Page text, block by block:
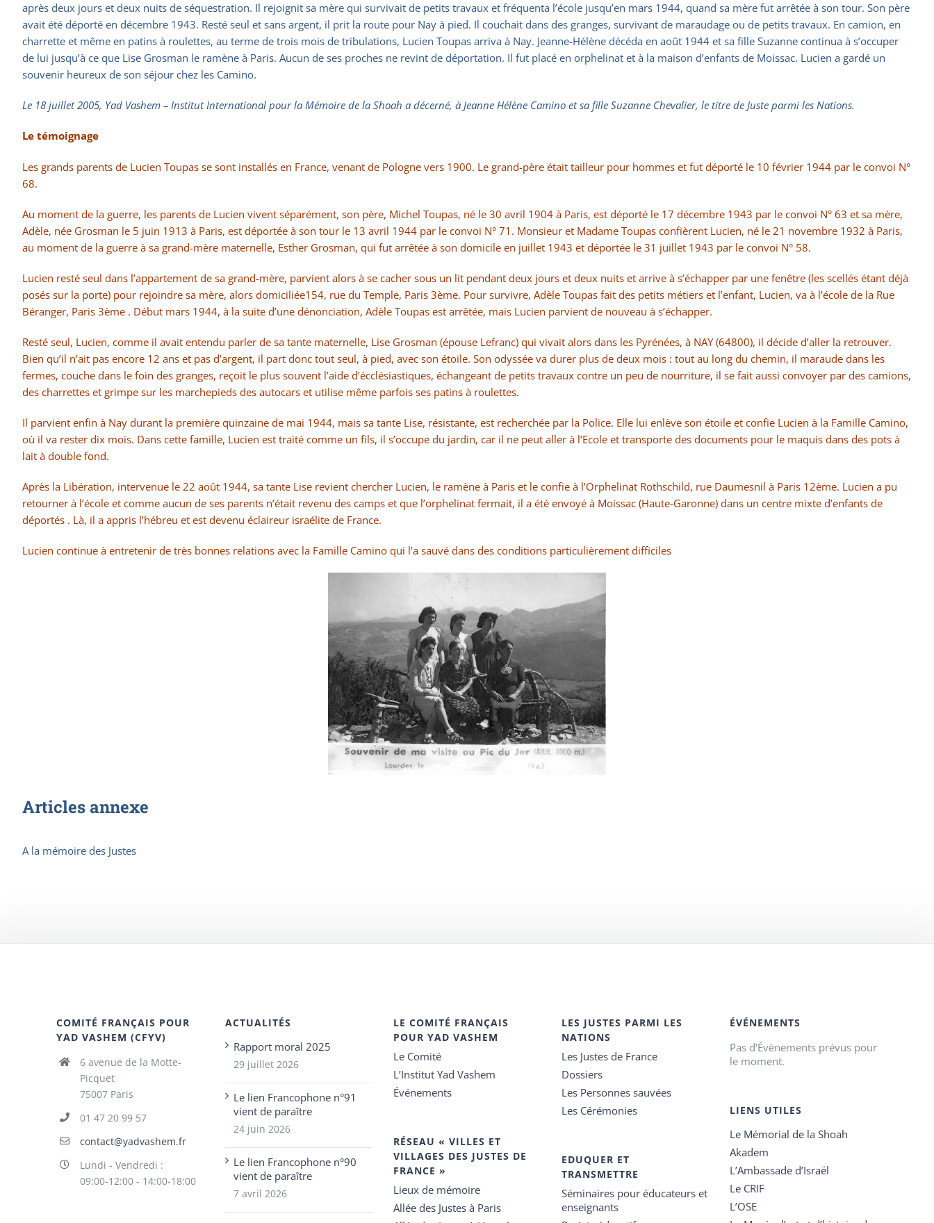
après deux jours et deux nuits de séquestration. Il rejoignit sa mère qui survivait de petits travaux et fréquenta l’école jusqu’en mars 1944, quand sa mère fut arrêtée à son tour. Son père
avait été déporté en décembre 1943. Resté seul et sans argent, il prit la route pour Nay à pied. Il couchait dans des granges, survivant de maraudage ou de petits travaux. En camion, en
charrette et même en patins à roulettes, au terme de trois mois de tribulations, Lucien Toupas arriva à Nay. Jeanne-Hélène décéda en août 1944 et sa fille Suzanne continua à s’occuper
de lui jusqu’à ce que Lise Grosman le ramène à Paris. Aucun de ses proches ne revint de déportation. Il fut placé en orphelinat et à la maison d’enfants de Moissac. Lucien a gardé un
souvenir heureux de son séjour chez les Camino.
Le 18 juillet 2005, Yad Vashem – Institut International pour la Mémoire de la Shoah a décerné, à Jeanne Hélène Camino et sa fille Suzanne Chevalier, le titre de Juste parmi les Nations.
Le témoignage
Les grands parents de Lucien Toupas se sont installés en France, venant de Pologne vers 1900. Le grand-père était tailleur pour hommes et fut déporté le 10 février 1944 par le convoi N°
68.
Au moment de la guerre, les parents de Lucien vivent séparément, son père, Michel Toupas, né le 30 avril 1904 à Paris, est déporté le 17 décembre 1943 par le convoi N° 63 et sa mère,
Adèle, née Grosman le 5 juin 1913 à Paris, est déportée à son tour le 13 avril 1944 par le convoi N° 71. Monsieur et Madame Toupas confièrent Lucien, né le 21 novembre 1932 à Paris,
au moment de la guerre à sa grand-mère maternelle, Esther Grosman, qui fut arrêtée à son domicile en juillet 1943 et déportée le 31 juillet 1943 par le convoi N° 58.
Lucien resté seul dans l’appartement de sa grand-mère, parvient alors à se cacher sous un lit pendant deux jours et deux nuits et arrive à s’échapper par une fenêtre (les scellés étant déjà
posés sur la porte) pour rejoindre sa mère, alors domiciliée154, rue du Temple, Paris 3ème. Pour survivre, Adèle Toupas fait des petits métiers et l’enfant, Lucien, va à l’école de la Rue
Béranger, Paris 3ème . Début mars 1944, à la suite d’une dénonciation, Adèle Toupas est arrêtée, mais Lucien parvient de nouveau à s’échapper.
Resté seul, Lucien, comme il avait entendu parler de sa tante maternelle, Lise Grosman (épouse Lefranc) qui vivait alors dans les Pyrénées, à NAY (64800), il décide d’aller la retrouver.
Bien qu’il n’ait pas encore 12 ans et pas d’argent, il part donc tout seul, à pied, avec son étoile. Son odyssée va durer plus de deux mois : tout au long du chemin, il maraude dans les
fermes, couche dans le foin des granges, reçoit le plus souvent l’aide d’écclésiastiques, échangeant de petits travaux contre un peu de nourriture, il se fait aussi convoyer par des camions,
des charrettes et grimpe sur les marchepieds des autocars et utilise même parfois ses patins à roulettes.
Il parvient enfin à Nay durant la première quinzaine de mai 1944, mais sa tante Lise, résistante, est recherchée par la Police. Elle lui enlève son étoile et confie Lucien à la Famille Camino,
où il va rester dix mois. Dans cette famille, Lucien est traité comme un fils, il s’occupe du jardin, car il ne peut aller à l’Ecole et transporte des documents pour le maquis dans des pots à
lait à double fond.
Après la Libération, intervenue le 22 août 1944, sa tante Lise revient chercher Lucien, le ramène à Paris et le confie à l’Orphelinat Rothschild, rue Daumesnil à Paris 12ème. Lucien a pu
retourner à l’école et comme aucun de ses parents n’était revenu des camps et que l’orphelinat fermait, il a été envoyé à Moissac (Haute-Garonne) dans un centre mixte d’enfants de
déportés . Là, il a appris l’hébreu et est devenu éclaireur israélite de France.
Lucien continue à entretenir de très bonnes relations avec la Famille Camino qui l’a sauvé dans des conditions particulièrement difficiles
Articles annexe
A la mémoire des Justes
COMITÉ FRANÇAIS POUR
YAD VASHEM (CFYV)
6 avenue de la Motte-
Picquet
75007 Paris
01 47 20 99 57
contact@yadvashem.fr
Lundi - Vendredi :
09:00-12:00 - 14:00-18:00
ACTUALITÉS
Rapport moral 2025
29 juillet 2026
Le lien Francophone n°91
vient de paraître
24 juin 2026
Le lien Francophone n°90
vient de paraître
7 avril 2026
LE COMITÉ FRANÇAIS
POUR YAD VASHEM
Le Comité
L’Institut Yad Vashem
Événements
RÉSEAU « VILLES ET
VILLAGES DES JUSTES DE
FRANCE »
Lieux de mémoire
Allée des Justes à Paris
LES JUSTES PARMI LES
NATIONS
Les Justes de France
Dossiers
Les Personnes sauvées
Les Cérémonies
EDUQUER ET
TRANSMETTRE
Séminaires pour éducateurs et
enseignants
ÉVÉNEMENTS
Pas d'Évènements prévus pour
le moment.
LIENS UTILES
Le Mémorial de la Shoah
Akadem
L’Ambassade d’Israël
Le CRIF
L’OSE